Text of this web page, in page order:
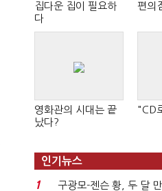
집다운 집이 필요하
다
편의
영화관의 시대는 끝
났다?
"CD
인기뉴스
1
구광모-젠슨 황, 두 달